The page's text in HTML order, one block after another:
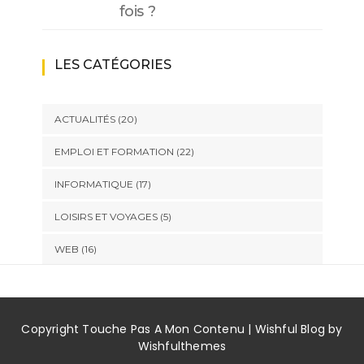
fois ?
LES CATÉGORIES
ACTUALITÉS(20)
EMPLOI ET FORMATION (22)
INFORMATIQUE (17)
LOISIRS ET VOYAGES(5)
WEB (16)
Copyright Touche Pas A Mon Contenu | Wishful Blog by
Wishfulthemes